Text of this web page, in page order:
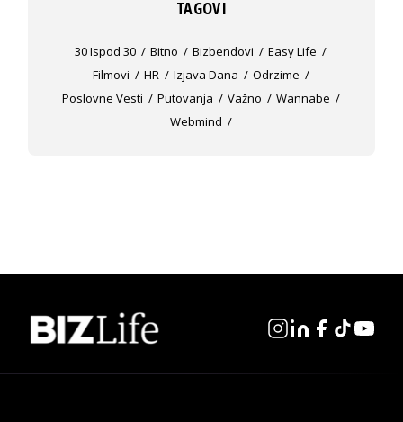
TAGOVI
30 Ispod 30 Bitno Bizbendovi
Easy Life
Filmovi
HR Izjava Dana
Odrzime
Poslovne Vesti
Putovanja Važno
Wannabe
Webmind